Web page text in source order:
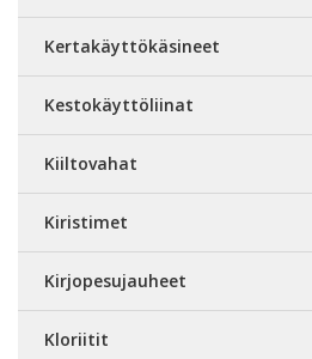
Kertakäyttökäsineet
Kestokäyttöliinat
Kiiltovahat
Kiristimet
Kirjopesujauheet
Kloriitit